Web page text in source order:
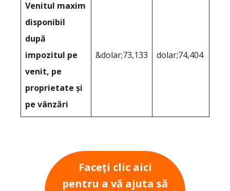
Venitul maxim
disponibil
după
impozitul pe
venit, pe
proprietate și
pe vânzări
&dolar;73,133 dolar;74,404
Faceți clic aici
pentru a vă ajuta să